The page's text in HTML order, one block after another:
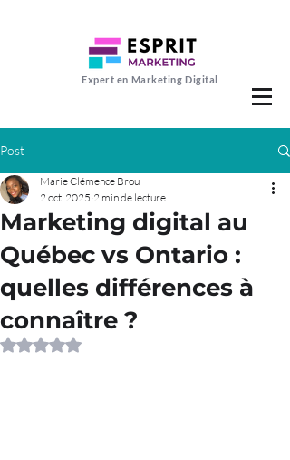
Expert en Marketing Digital
Post
Marketing digital au
Québec vs Ontario :
quelles différences à
connaître ?
Marie Clémence Brou
2 oct. 2025 2 min de lecture
Noté NaN étoiles sur 5.